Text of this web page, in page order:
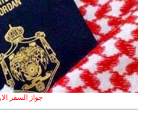
جواز السفر